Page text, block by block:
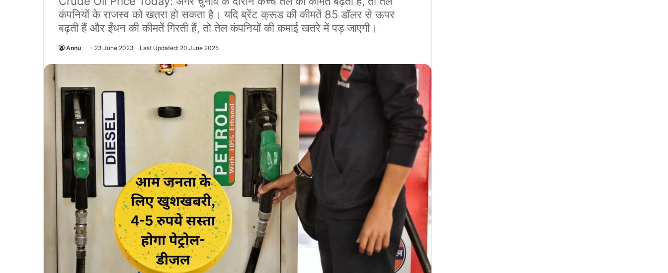
कंपनियों के राजस्व को खतरा हो सकता है। यदि ब्रेंट क्रूड की कीमतें 85 डॉलर से ऊपर
बढ़ती हैं और ईंधन की कीमतें गिरती हैं, तो तेल कंपनियों की कमाई खतरे में पड़ जाएगी।
Annu 23 June 2023 Last Updated: 20 June 2025